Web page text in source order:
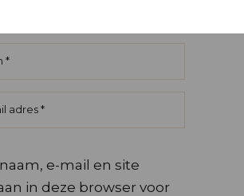
e-mail en site
in deze browser voor